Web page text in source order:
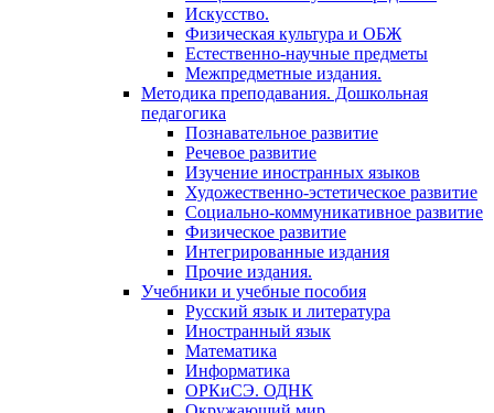
Искусство.
Физическая культура и ОБЖ
Естественно-научные предметы
Межпредметные издания.
Методика преподавания. Дошкольная
педагогика
Познавательное развитие
Речевое развитие
Изучение иностранных языков
Художественно-эстетическое развитие
Социально-коммуникативное развитие
Физическое развитие
Интегрированные издания
Прочие издания.
Учебники и учебные пособия
Русский язык и литература
Иностранный язык
Математика
Информатика
ОРКиСЭ. ОДНК